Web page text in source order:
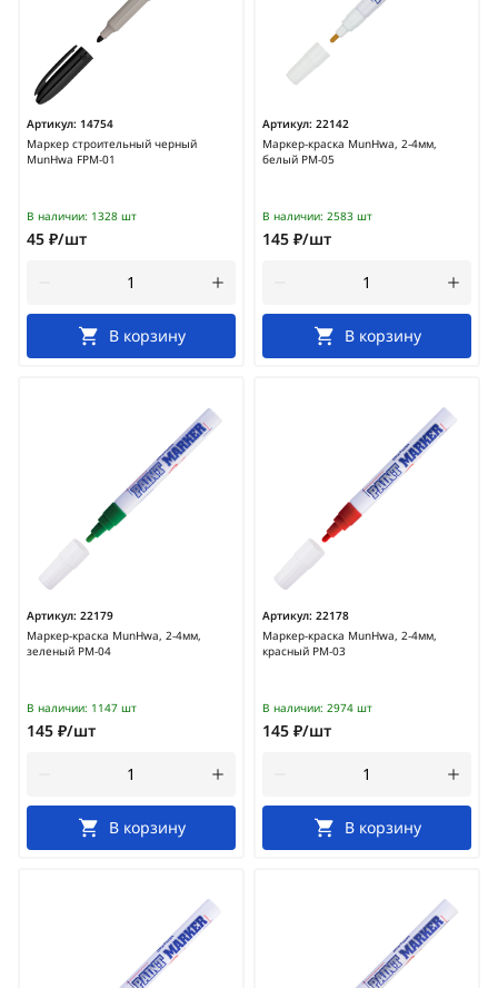
Артикул: 14754
Маркер строительный черный
MunHwa FPM-01
В наличии: 1328 шт
45 ₽/шт
В корзину
Артикул: 22142
Маркер-краска MunHwa, 2-4мм,
белый PM-05
В наличии: 2583 шт
145 ₽/шт
В корзину
Артикул: 22179
Маркер-краска MunHwa, 2-4мм,
зеленый PM-04
В наличии: 1147 шт
145 ₽/шт
В корзину
Артикул: 22178
Маркер-краска MunHwa, 2-4мм,
красный PM-03
В наличии: 2974 шт
145 ₽/шт
В корзину